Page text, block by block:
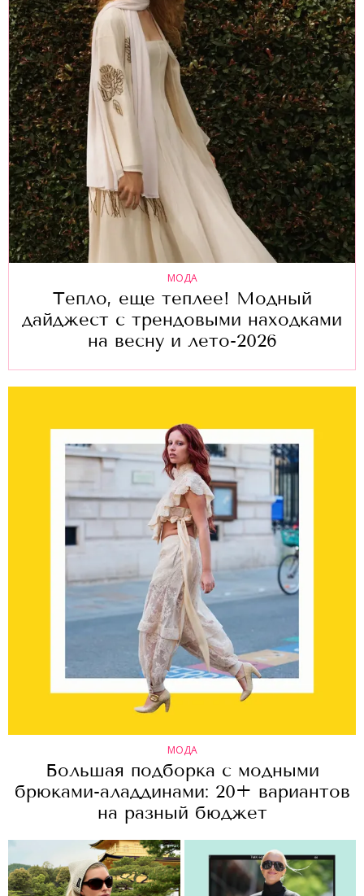
МОДА
Тепло, еще теплее! Модный
дайджест с трендовыми находками
на весну и лето-2026
МОДА
Большая подборка с модными
брюками-аладдинами: 20+ вариантов
на разный бюджет